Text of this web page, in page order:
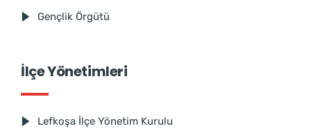
Gençlik Örgütü
İlçe Yönetimleri
Lefkoşa İlçe Yönetim Kurulu